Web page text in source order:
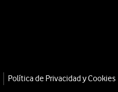
Política de Privacidad y Cookies